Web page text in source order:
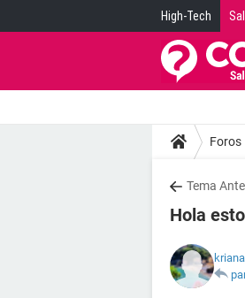
High-Tech
Foros
Tema
Hola
kriana